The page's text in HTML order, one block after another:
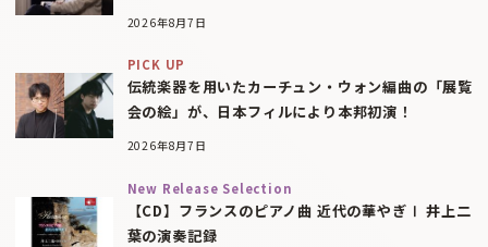
2026年8月7日
PICK UP
伝統楽器を用いたカーチュン・ウォン編曲の「展覧
会の絵」が、日本フィルにより本邦初演！
2026年8月7日
New Release Selection
【CD】フランスのピアノ曲 近代の華やぎⅠ 井上二
葉の演奏記録